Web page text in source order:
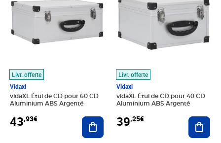
Livr. offerte
Vidaxl
vidaXL Étui de CD pour 60 CD
Aluminium ABS Argenté
43,93€ Ajouter au panier
Livr. offerte
Vidaxl
vidaXL Étui de CD pour 40 CD
Aluminium ABS Argenté
39,25€